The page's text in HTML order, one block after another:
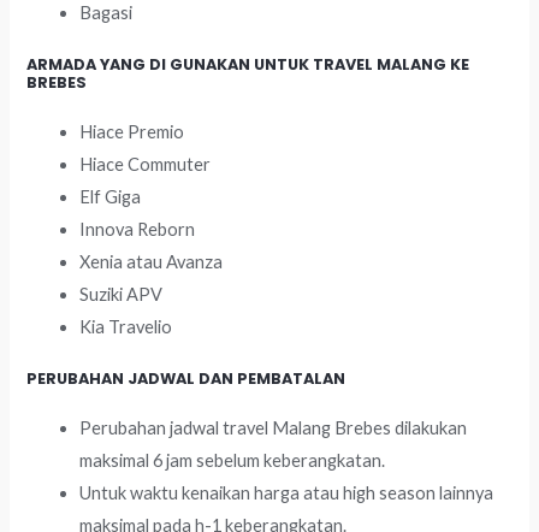
Bagasi
ARMADA YANG DI GUNAKAN UNTUK TRAVEL MALANG KE
BREBES
Hiace Premio
Hiace Commuter
Elf Giga
Innova Reborn
Xenia atau Avanza
Suziki APV
Kia Travelio
PERUBAHAN JADWAL DAN PEMBATALAN
Perubahan jadwal travel Malang Brebes dilakukan
maksimal 6 jam sebelum keberangkatan.
Untuk waktu kenaikan harga atau high season lainnya
maksimal pada h-1 keberangkatan.